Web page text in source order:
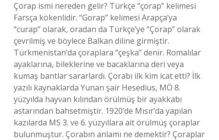
Çorap ismi nereden gelir? Türkçe “çorap” kelimesi
Farsça kökenlidir. “Gorap” kelimesi Arapça’ya
“curap” olarak, oradan da Türkçe’ye “Çorap” olarak
çevrilmiş ve böylece Balkan diline girmiştir.
Türkmenistan’da çoraplara “çeşka” denir. Romalılar
ayaklarına, bileklerine ve bacaklarına deri veya
kumaş bantlar sararlardı. Çorabı ilk kim icat etti? İlk
yazılı kaynaklarda Yunan şair Hesedius, MÖ 8.
yüzyılda hayvan kılından örülmüş bir ayakkabı
astarından bahsetmiştir. 1920’de Mısır’da yapılan
kazılarda MS 3. ve 6. yüzyıllara ait örülmüş çoraplar
bulunmuştur. Çorabın anlamı ne demektir? Çoraplar